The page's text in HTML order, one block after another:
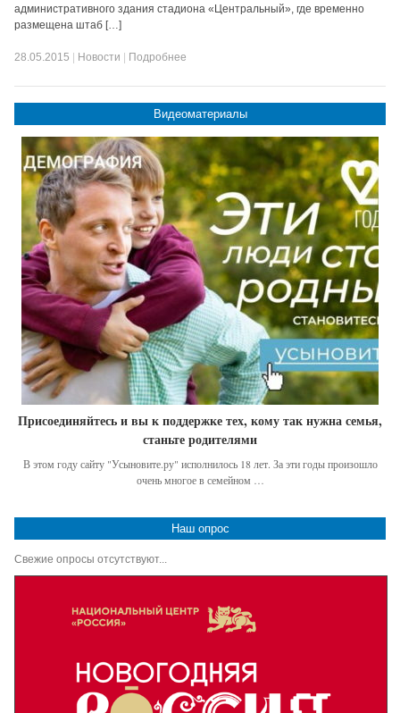
административного здания стадиона «Центральный», где временно
размещена штаб […]
28.05.2015 Новости Подробнее
Видеоматериалы
Присоединяйтесь и вы к поддержке тех, кому так нужна семья,
станьте родителями
В этом году сайту "Усыновите.ру" исполнилось 18 лет. За эти годы произошло
очень многое в семейном …
Наш опрос
Свежие опросы отсутствуют...